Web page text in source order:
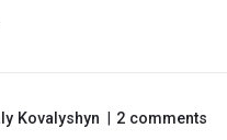
Kovalyshyn 2 comments